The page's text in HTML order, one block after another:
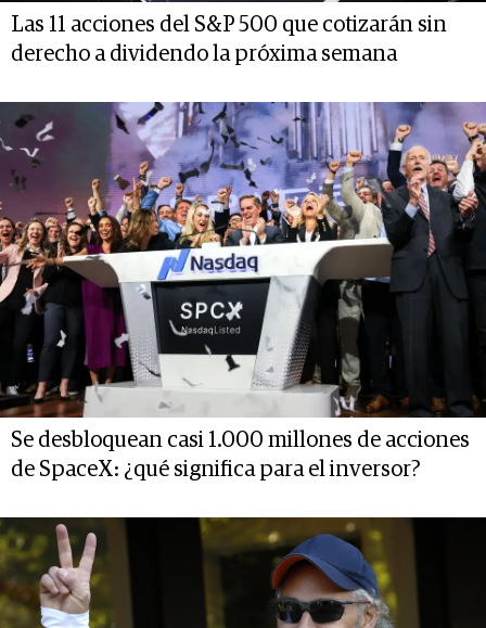
Las 11 acciones del S&P 500 que cotizarán sin
derecho a dividendo la próxima semana
Se desbloquean casi 1.000 millones de acciones
de SpaceX: ¿qué significa para el inversor?